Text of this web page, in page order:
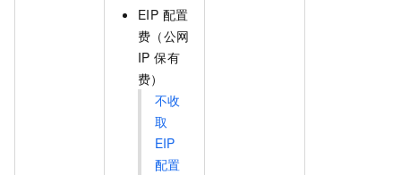
EIP 配置
费（公网
IP 保有
费）
不收
取
EIP
配置